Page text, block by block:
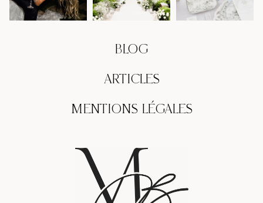
BLOG
ARTICLES
MENTIONS LÉGALES